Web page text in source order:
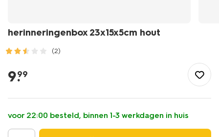
herinneringenbox 23x15x5cm hout
(2)
slapen/wonen/fotolijsten/herinneringenbox-
23x15x5cm-
13626036.html
9.
99
voor 22:00 besteld, binnen 1-3 werkdagen in huis